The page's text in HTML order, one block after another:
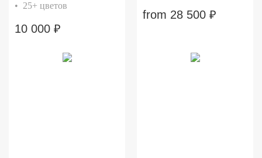
• 25+ цветов
10 000 ₽
from 28 500 ₽